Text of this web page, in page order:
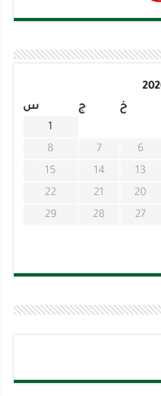
خ ج
س
1
6
7
8
13
14
15
20
21
22
27
28
29